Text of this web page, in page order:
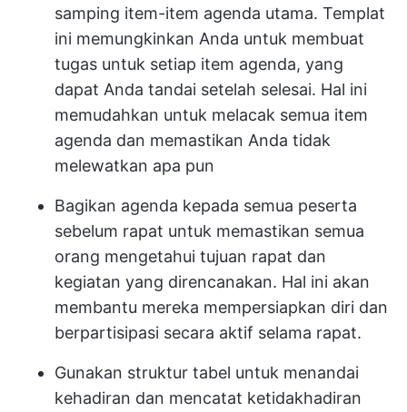
samping item-item agenda utama. Templat
ini memungkinkan Anda untuk membuat
tugas untuk setiap item agenda, yang
dapat Anda tandai setelah selesai. Hal ini
memudahkan untuk melacak semua item
agenda dan memastikan Anda tidak
melewatkan apa pun
Bagikan agenda kepada semua peserta
sebelum rapat untuk memastikan semua
orang mengetahui tujuan rapat dan
kegiatan yang direncanakan. Hal ini akan
membantu mereka mempersiapkan diri dan
berpartisipasi secara aktif selama rapat.
Gunakan struktur tabel untuk menandai
kehadiran dan mencatat ketidakhadiran